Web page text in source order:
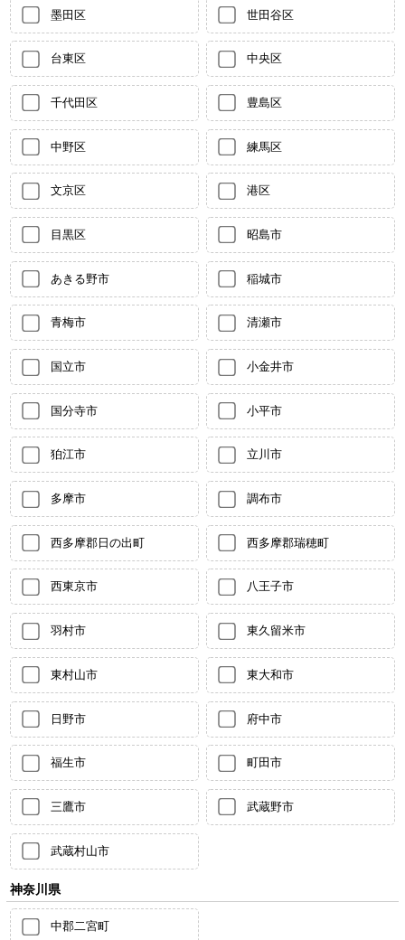
墨田区 世田谷区
台東区 中央区
千代田区 豊島区
中野区 練馬区
文京区 港区
目黒区 昭島市
あきる野市 稲城市
青梅市 清瀬市
国立市 小金井市
国分寺市 小平市
狛江市 立川市
多摩市 調布市
西多摩郡日の出町 西多摩郡瑞穂町
西東京市 八王子市
羽村市 東久留米市
東村山市 東大和市
日野市 府中市
福生市 町田市
三鷹市 武蔵野市
武蔵村山市
神奈川県
中郡二宮町